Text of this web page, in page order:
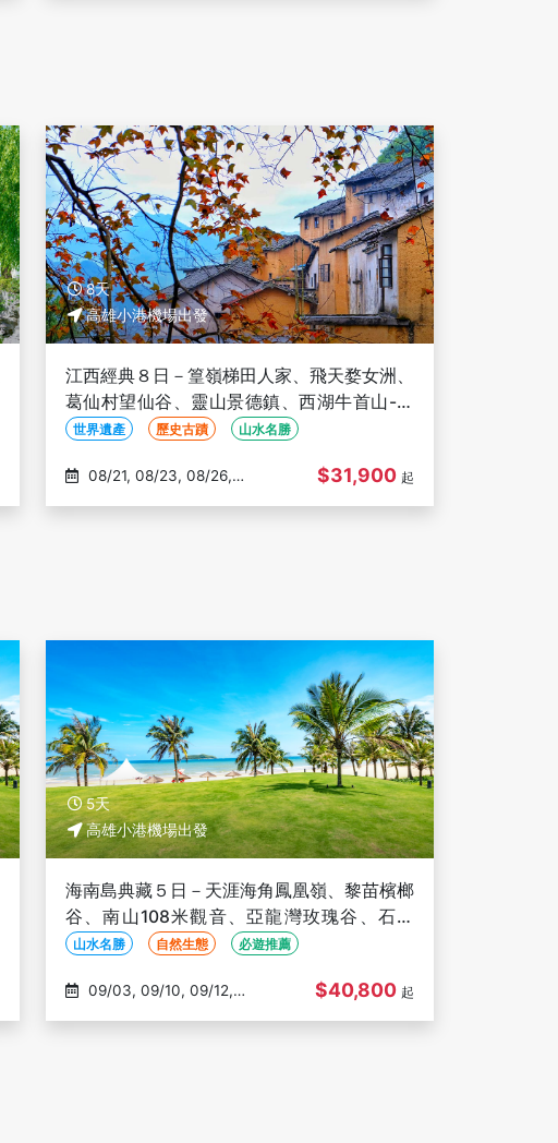
8天
高雄小港機場出發
江西經典８日－篁嶺梯田人家、飛天婺女洲、
葛仙村望仙谷、靈山景德鎮、西湖牛首山-高
雄出發(文化參訪)
世界遺產 歷史古蹟 山水名勝
$31,900 起
5天
高雄小港機場出發
海南島典藏５日－天涯海角鳳凰嶺、黎苗檳榔
谷、南山108米觀音、亞龍灣玫瑰谷、石梅
灣、全程五星飯店-高雄出發(文化參訪)
山水名勝 自然生態 必遊推薦
$40,800 起